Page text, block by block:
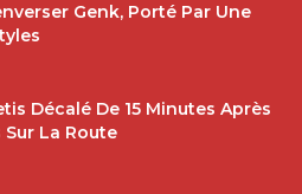
Genk, Porté Par Une
Décalé De 15 Minutes Après
La Route